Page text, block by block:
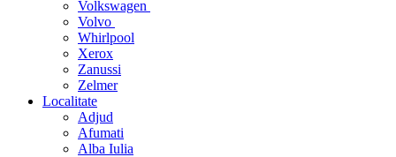
Volkswagen
Volvo
Whirlpool
Xerox
Zanussi
Zelmer
Localitate
Adjud
Afumati
Alba Iulia